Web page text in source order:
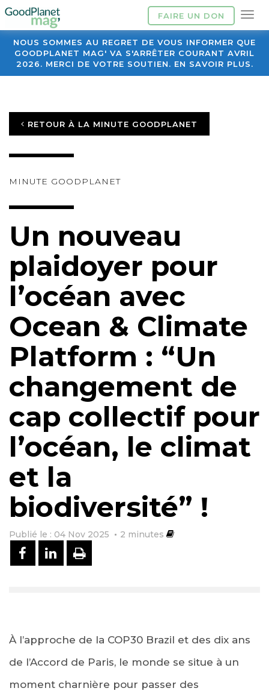
FAIRE UN DON
NOUS SOMMES AU REGRET DE VOUS INFORMER QUE
GOODPLANET MAG' VA S'ARRÊTER COURANT AVRIL
2026. MERCI DE VOTRE SOUTIEN. EN SAVOIR PLUS.
RETOUR À LA MINUTE GOODPLANET
MINUTE GOODPLANET
Un nouveau
plaidoyer pour
l’océan avec
Ocean & Climate
Platform : “Un
changement de
cap collectif pour
l’océan, le climat
et la
biodiversité” !
Publié le : 04 Nov 2025 2 minutes
PARTAGER SUR FACEBOOK
PARTAGER SUR LINKEDIN
IMPRIMER
À l’approche de la COP30 Brazil et des dix ans
de l’Accord de Paris, le monde se situe à un
moment charnière pour passer des